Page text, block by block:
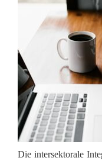
Die intersektorale